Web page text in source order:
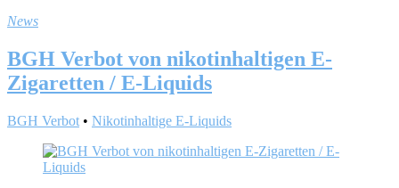
News
BGH Verbot von nikotinhaltigen E-
Zigaretten / E-Liquids
BGH Verbot • Nikotinhaltige E-Liquids